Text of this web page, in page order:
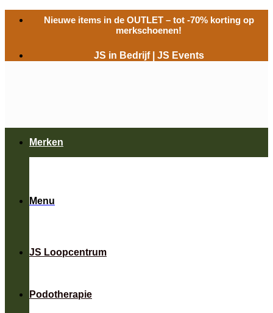
naar
Nieuwe items in de OUTLET– tot -70% korting op
merkschoenen!
JS in Bedrijf JS Events
Menu
JS Loopcentrum
Podotherapie
Merken